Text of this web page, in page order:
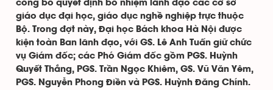
công bố quyết định bổ nhiệm lãnh đạo các cơ sở
giáo dục đại học, giáo dục nghề nghiệp trực thuộc
Bộ. Trong đợt này, Đại học Bách khoa Hà Nội được
kiện toàn Ban lãnh đạo, với GS. Lê Anh Tuấn giữ chức
vụ Giám đốc; các Phó Giám đốc gồm PGS. Huỳnh
Quyết Thắng, PGS. Trần Ngọc Khiêm, GS. Vũ Văn Yêm,
PGS. Nguyễn Phong Điền và PGS. Huỳnh Đăng Chính.